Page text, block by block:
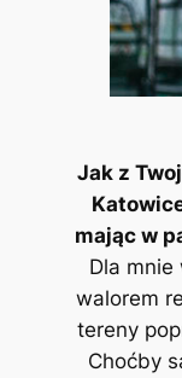
Jak z
mając w
Dla
walorem
tereny
Choćby